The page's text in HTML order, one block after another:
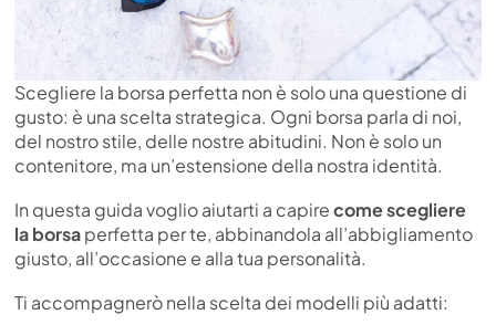
Scegliere la borsa perfetta non è solo una questione di
gusto: è una scelta strategica. Ogni borsa parla di noi,
del nostro stile, delle nostre abitudini. Non è solo un
contenitore, ma un’estensione della nostra identità.
In questa guida voglio aiutarti a capirecome scegliere
la borsaperfetta per te, abbinandola all’abbigliamento
giusto, all’occasione e alla tua personalità.
Ti accompagnerò nella scelta dei modelli più adatti: